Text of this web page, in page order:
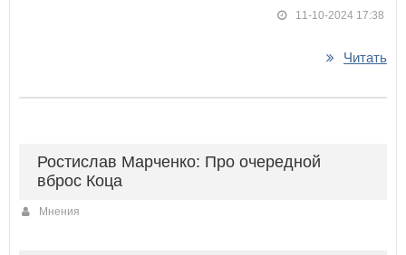
11-10-2024 17:38
Читать
Ростислав Марченко: Про очередной
вброс Коца
Мнения